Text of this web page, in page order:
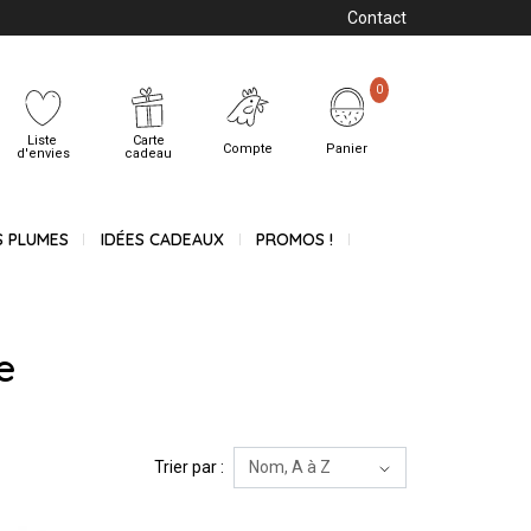
Contact
Liste
d'envies
Carte
cadeau
Compte Panier
0
PLUMES IDÉES CADEAUX PROMOS !
Trier par :